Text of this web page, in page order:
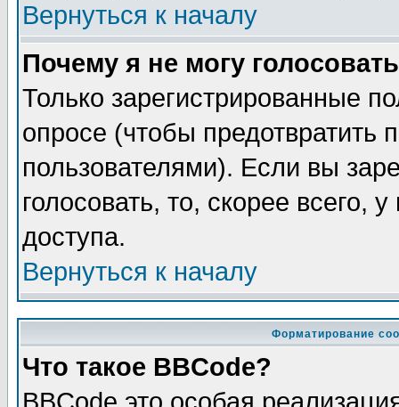
Вернуться к началу
Почему я не могу
Только зарегистрированные
опросе (чтобы предотвратить
пользователями). Если вы
голосовать, то, скорее всего,
доступа.
Вернуться к началу
Форматирование
Что такое BBCode?